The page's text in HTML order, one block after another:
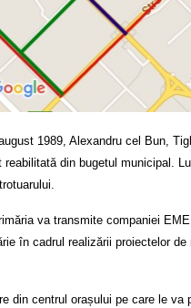
1989, Alexandru cel Bun,
din bugetul municipal.
va transmite companiei
în cadrul realizării proiectelor
din centrul orașului pe care le